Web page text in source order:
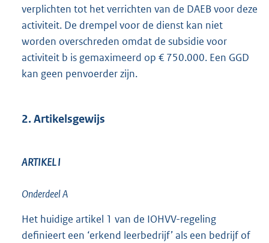
verplichten tot het verrichten van de DAEB voor deze
activiteit. De drempel voor de dienst kan niet
worden overschreden omdat de subsidie voor
activiteit b is gemaximeerd op € 750.000. Een GGD
kan geen penvoerder zijn.
2. Artikelsgewijs
ARTIKEL I
Onderdeel A
Het huidige artikel 1 van de IOHVV-regeling
definieert een ‘erkend leerbedrijf’ als een bedrijf of